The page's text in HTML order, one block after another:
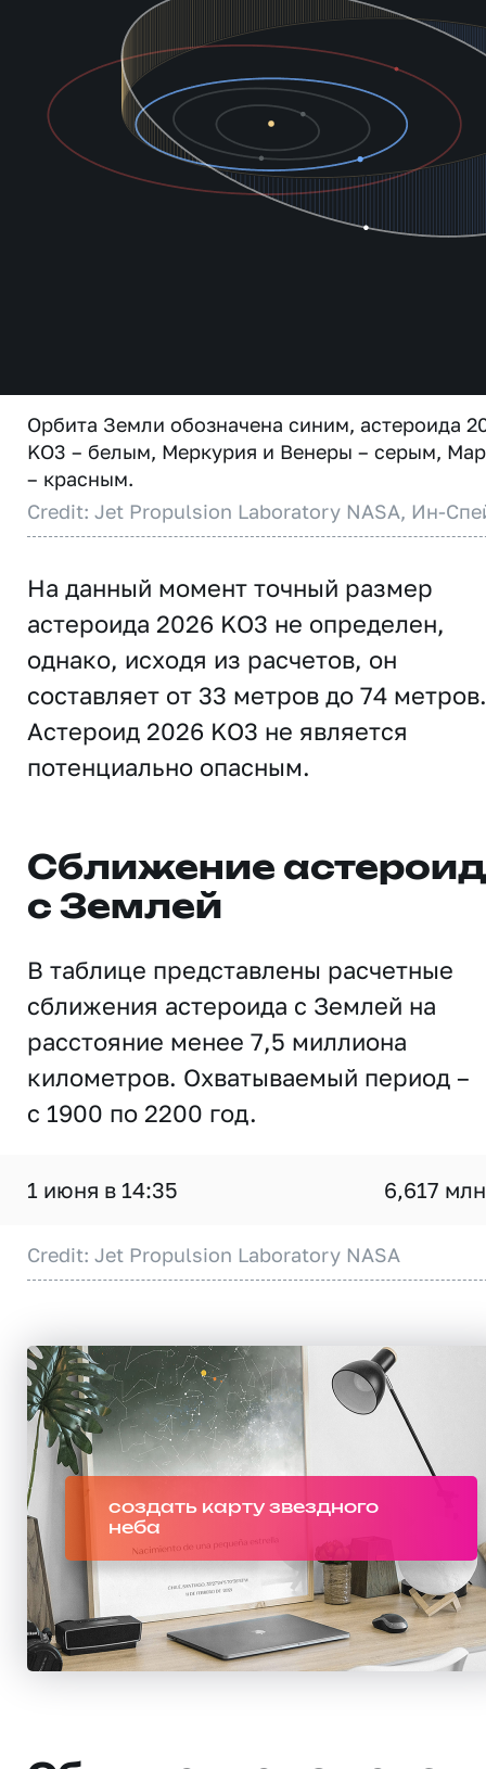
Орбита Земли обозначена синим, астероида
KO3 – белым, Меркурия и Венеры – серым,
– красным.
Credit: Jet Propulsion Laboratory NASA, Ин-
На данный момент точный размер
астероида 2026 KO3 не определен,
однако, исходя из расчетов, он
составляет от 33 метров до 74 метров.
Астероид 2026 KO3 не является
потенциально опасным.
Сближение
с Землей
В таблице представлены расчетные
сближения астероида с Землей на
расстояние менее 7,5 миллиона
километров. Охватываемый период –
с 1900 по 2200 год.
1 июня в 14:35 6,617
Credit: Jet Propulsion Laboratory NASA
создать карту звездного
неба